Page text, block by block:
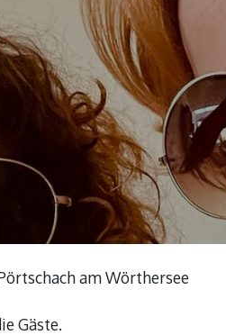
am Wörthersee
Gäste.